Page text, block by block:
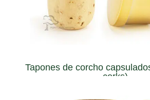
Tapones de corcho
corks)
Can be extracted multiple times from
using a cork screw. A perfect solution